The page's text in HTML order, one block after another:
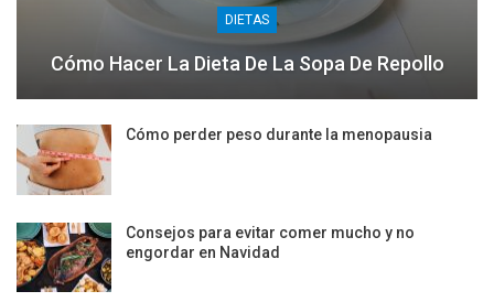
DIETAS
Cómo Hacer La Dieta De La Sopa De Repollo
Cómo perder peso durante la menopausia
Consejos para evitar comer mucho y no
engordar en Navidad